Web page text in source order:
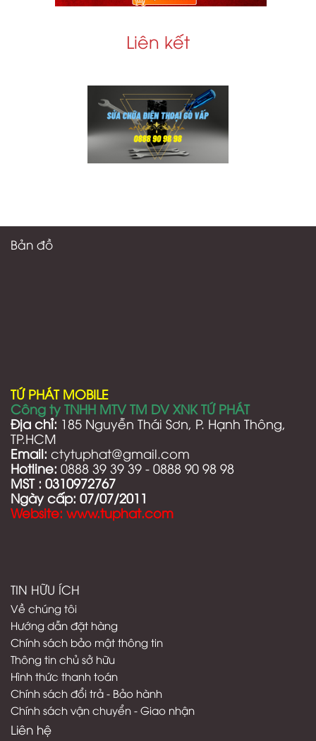
Liên kết
Bản đồ
TỨ PHÁT MOBILE
Công ty TNHH MTV TM DV XNK TỨ PHÁT
Địa chỉ: 185 Nguyễn Thái Sơn, P. Hạnh Thông,
TP.HCM
Email: ctytuphat@gmail.com
Hotline: 0888 39 39 39 - 0888 90 98 98
MST : 0310972767
Ngày cấp: 07/07/2011
Website: www.tuphat.com
TIN HỮU ÍCH
Về chúng tôi
Hướng dẫn đặt hàng
Chính sách bảo mật thông tin
Thông tin chủ sở hữu
Hình thức thanh toán
Chính sách đổi trả - Bảo hành
Chính sách vận chuyển - Giao nhận
Liên hệ